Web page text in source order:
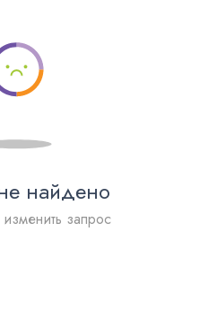
найдено
запрос